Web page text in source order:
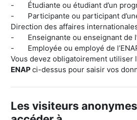
- Étudiante ou étudiant d’un
- Participante ou participant
Direction des affaires
- Enseignante ou enseignant de
- Employée ou employé de
Vous devez obligatoirement utiliser
ENAP ci-dessus pour saisir vos
Les visiteurs